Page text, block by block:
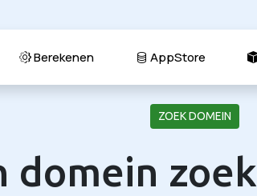
Berekenen AppStore
ZOEK DOMEIN
domein